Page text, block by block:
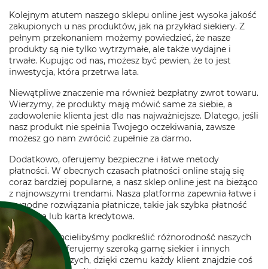
Kolejnym atutem naszego sklepu online jest wysoka jakość
zakupionych u nas produktów, jak na przykład siekiery. Z
pełnym przekonaniem możemy powiedzieć, że nasze
produkty są nie tylko wytrzymałe, ale także wydajne i
trwałe. Kupując od nas, możesz być pewien, że to jest
inwestycja, która przetrwa lata.
Niewątpliwe znaczenie ma również bezpłatny zwrot towaru.
Wierzymy, że produkty mają mówić same za siebie, a
zadowolenie klienta jest dla nas najważniejsze. Dlatego, jeśli
nasz produkt nie spełnia Twojego oczekiwania, zawsze
możesz go nam zwrócić zupełnie za darmo.
Dodatkowo, oferujemy bezpieczne i łatwe metody
płatności. W obecnych czasach płatności online stają się
coraz bardziej popularne, a nasz sklep online jest na bieżąco
z najnowszymi trendami. Nasza platforma zapewnia łatwe i
wygodne rozwiązania płatnicze, takie jak szybka płatność
bankowa lub karta kredytowa.
Na koniec, chcielibyśmy podkreślić różnorodność naszych
produktów. Oferujemy szeroką gamę siekier i innych
narzędzi leśniczych, dzięki czemu każdy klient znajdzie coś